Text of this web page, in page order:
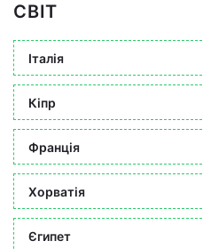
СВІТ
Італія
Кіпр
Франція
Хорватія
Єгипет